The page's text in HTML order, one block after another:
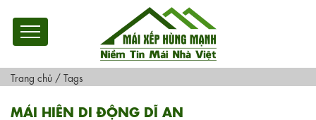
Trang chủ / Tags
MÁI HIÊN DI ĐỘNG DĨ AN